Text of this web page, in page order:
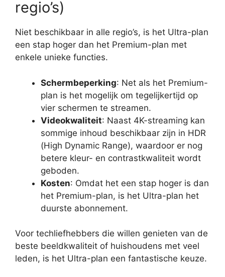
regio’s)
Niet beschikbaar in alle regio’s, is het Ultra-plan
een stap hoger dan het Premium-plan met
enkele unieke functies.
Schermbeperking: Net als het Premium-
plan is het mogelijk om tegelijkertijd op
vier schermen te streamen.
Videokwaliteit: Naast 4K-streaming kan
sommige inhoud beschikbaar zijn in HDR
(High Dynamic Range), waardoor er nog
betere kleur- en contrastkwaliteit wordt
geboden.
Kosten: Omdat het een stap hoger is dan
het Premium-plan, is het Ultra-plan het
duurste abonnement.
Voor techliefhebbers die willen genieten van de
beste beeldkwaliteit of huishoudens met veel
leden, is het Ultra-plan een fantastische keuze.